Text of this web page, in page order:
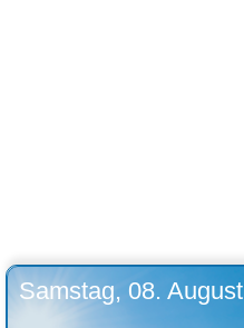
Samstag, 08. August